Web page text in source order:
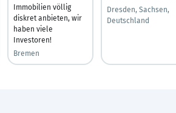
Immobilien völlig
diskret anbieten, wir
haben viele
Investoren!
Bremen
Dresden, Sachsen,
Deutschland